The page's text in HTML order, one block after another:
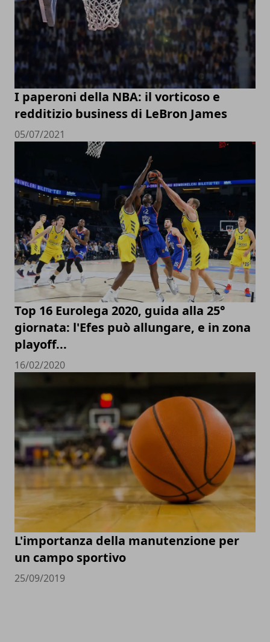
I paperoni della NBA: il vorticoso e
redditizio business di LeBron James
05/07/2021
Top 16 Eurolega 2020, guida alla 25°
giornata: l'Efes può allungare, e in zona
playoff...
16/02/2020
L'importanza della manutenzione per
un campo sportivo
25/09/2019